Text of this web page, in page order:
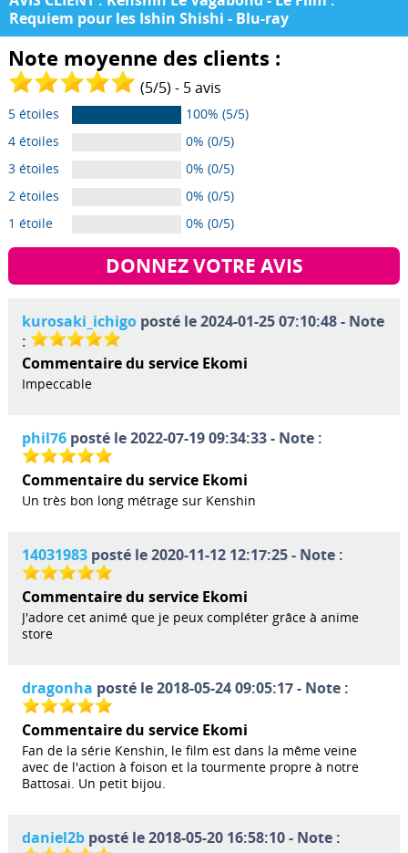
Requiem pour les Ishin Shishi - Blu-ray
Note moyenne des clients :
(5/5) - 5avis
5 étoiles
100% (5/5)
4 étoiles
0% (0/5)
3 étoiles
0% (0/5)
2 étoiles
0% (0/5)
1 étoile
0% (0/5)
DONNEZ VOTRE AVIS
kurosaki_ichigoposté le 2024-01-25 07:10:48 - Note
:
Commentaire du service Ekomi
Impeccable
phil76posté le 2022-07-19 09:34:33 - Note :
Commentaire du service Ekomi
Un très bon long métrage sur Kenshin
14031983posté le 2020-11-12 12:17:25 - Note :
Commentaire du service Ekomi
J'adore cet animé que je peux compléter grâce à anime
store
dragonha posté le 2018-05-24 09:05:17 - Note :
Commentaire du service Ekomi
Fan de la série Kenshin, le film est dans la même veine
avec de l'action à foison et la tourmente propre à notre
Battosai. Un petit bijou.
daniel2bposté le 2018-05-20 16:58:10 - Note :